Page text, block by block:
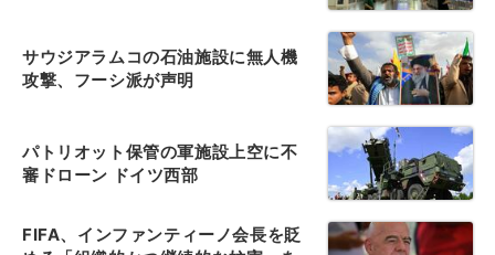
サウジアラムコの石油施設に無人機
攻撃、フーシ派が声明
パトリオット保管の軍施設上空に不
審ドローン ドイツ西部
FIFA、インファンティーノ会長を貶